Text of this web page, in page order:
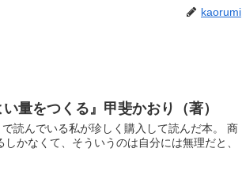
kaorumi
量をつくる』甲斐かおり（著）
読んでいる私が珍しく購入して読んだ本。 商
かなくて、そういうのは自分には無理だと、